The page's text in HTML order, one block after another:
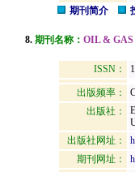
期刊简介
8. 期刊名称： OIL & GAS
ISSN：
出版频率：
出版社：
出版社网址：
期刊网址：